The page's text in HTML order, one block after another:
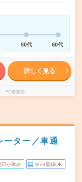
50代 60代
詳しく見る
FO事業部
ター／車通
日が休み WEB登録OK